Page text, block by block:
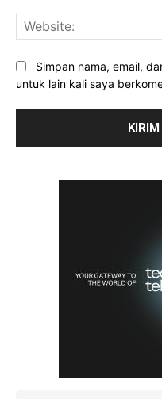
Simpan nama, email,
untuk lain kali saya